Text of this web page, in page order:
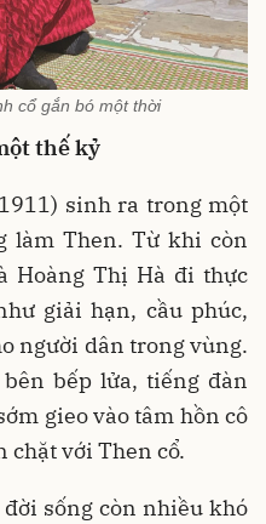
cổ gắn bó một thời
thế kỷ
sinh ra trong một
làm Then. Từ khi còn
Hoàng Thị Hà đi thực
giải hạn, cầu phúc,
người dân trong vùng.
bếp lửa, tiếng đàn
gieo vào tâm hồn cô
chặt với Then cổ.
sống còn nhiều khó